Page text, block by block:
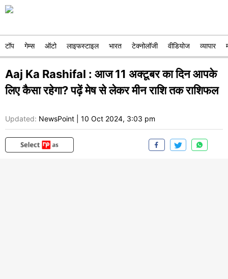
टॉप गेम्स ऑटो लाइफस्टाइल भारत टेक्नोलॉजी वीडियोज व्यापार
Aaj Ka Rashifal : आज 11 अक्टूबर का दिन आपके
लिए कैसा रहेगा? पढ़ें मेष से लेकर मीन राशि तक राशिफल
Updated: NewsPoint 10 Oct 2024, 3:03 pm